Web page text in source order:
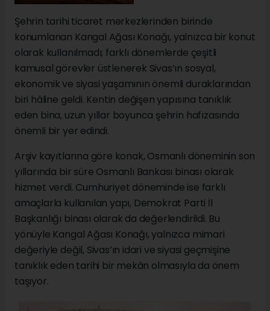
Şehrin tarihi ticaret merkezlerinden birinde
konumlanan Kangal Ağası Konağı, yalnızca bir konut
olarak kullanılmadı; farklı dönemlerde çeşitli
kamusal görevler üstlenerek Sivas’ın sosyal,
ekonomik ve siyasi yaşamının önemli duraklarından
biri hâline geldi. Kentin değişen yapısına tanıklık
eden bina, uzun yıllar boyunca şehrin hafızasında
önemli bir yer edindi.
Arşiv kayıtlarına göre konak, Osmanlı döneminin son
yıllarında bir süre Osmanlı Bankası binası olarak
hizmet verdi. Cumhuriyet döneminde ise farklı
amaçlarla kullanılan yapı, Demokrat Parti İl
Başkanlığı binası olarak da değerlendirildi. Bu
yönüyle Kangal Ağası Konağı, yalnızca mimari
değeriyle değil, Sivas’ın idari ve siyasi geçmişine
tanıklık eden tarihi bir mekân olmasıyla da önem
taşıyor.